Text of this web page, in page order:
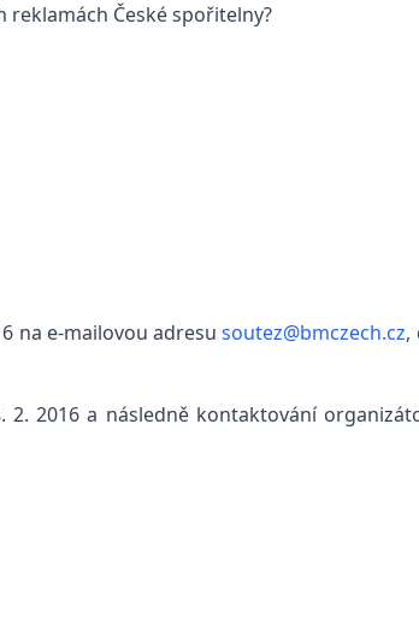
reklamách České spořitelny?
na e-mailovou adresusoutez@bmczech.cz,
2. 2016 a následně kontaktování